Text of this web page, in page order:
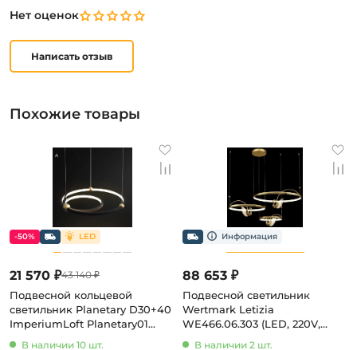
Нет оценок
Написать отзыв
Похожие товары
21 570 ₽43 140 ₽
-50%
Подвесной кольцевой
светильник Planetary D30+40
ImperiumLoft Planetary01
В наличии 10 шт.
88 653 ₽
Подвесной светильник
Wertmark Letizia
WE466.06.303 (LED, 220V,
В наличии 2 шт.